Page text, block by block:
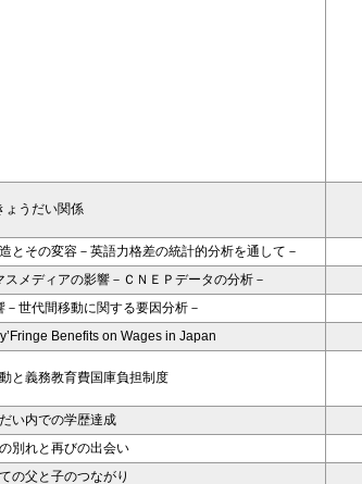
ょうだい関係
とその変容－英語力格差の統計的分析を通して－
メディアの影響－ＣＮＥＰデータの分析－
世代間移動に関する要因分析－
Benefits on Wages in Japan
と義務教育費国庫負担制度
い内での学歴達成
別れと再びの出会い
の父と子のつながり